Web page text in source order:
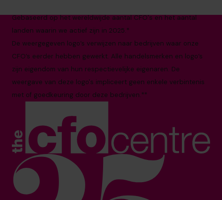
Gebaseerd op het wereldwijde aantal CFO's en het aantal
landen waarin we actief zijn in 2025.*
De weergegeven logo’s verwijzen naar bedrijven waar onze
CFO’s eerder hebben gewerkt. Alle handelsmerken en logo’s
zijn eigendom van hun respectievelijke eigenaren. De
weergave van deze logo's impliceert geen enkele verbintenis
met of goedkeuring door deze bedrijven.**